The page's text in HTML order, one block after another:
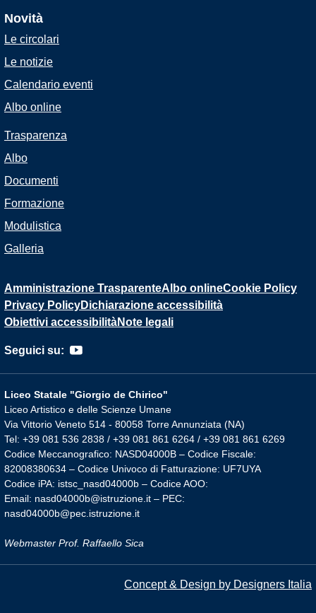
Novità
Le circolari
Le notizie
Calendario eventi
Albo online
Trasparenza
Albo
Documenti
Formazione
Modulistica
Galleria
Amministrazione TrasparenteAlbo onlineCookie Policy
Privacy PolicyDichiarazione accessibilità
Obiettivi accessibilitàNote legali
Seguici su:
Liceo Statale "Giorgio de Chirico"
Liceo Artistico e delle Scienze Umane
Via Vittorio Veneto 514 - 80058 Torre Annunziata (NA)
Tel: +39 081 536 2838 / +39 081 861 6264 / +39 081 861 6269
Codice Meccanografico: NASD04000B – Codice Fiscale:
82008380634 – Codice Univoco di Fatturazione: UF7UYA
Codice iPA: istsc_nasd04000b – Codice AOO:
Email: nasd04000b@istruzione.it – PEC:
nasd04000b@pec.istruzione.it
Webmaster Prof. Raffaello Sica
Concept & Design by Designers Italia